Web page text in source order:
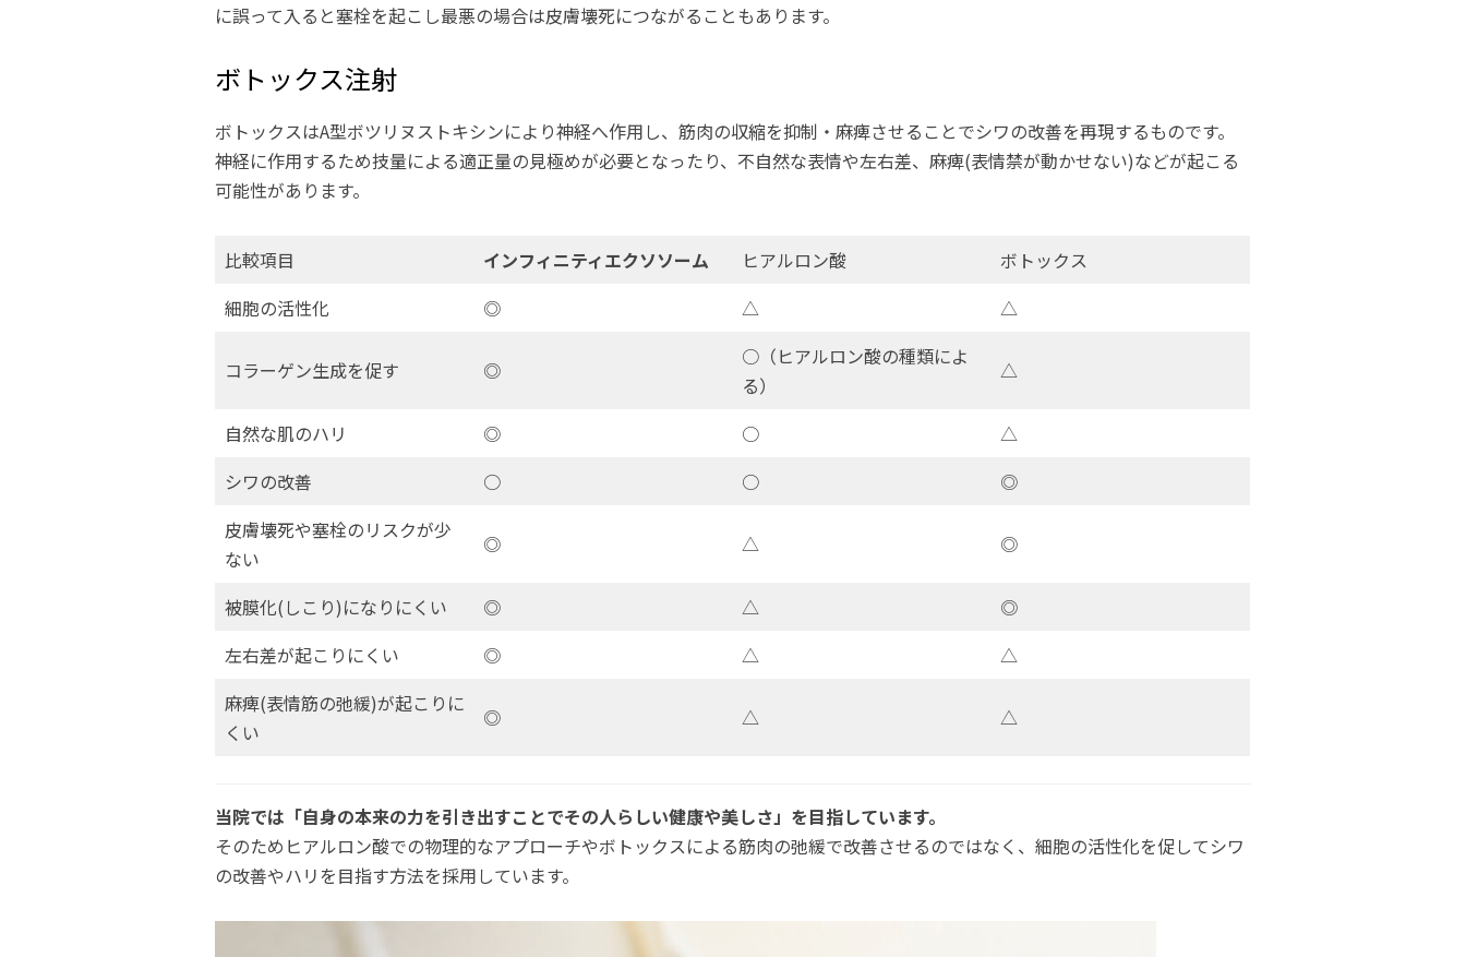
に誤って入ると塞栓を起こし最悪の場合は皮膚壊死につながることもあります。
ボトックス注射
ボトックスはA型ボツリヌストキシンにより神経へ作用し、筋肉の収縮を抑制・麻痺させることでシワの改善を再現するものです。
神経に作用するため技量による適正量の見極めが必要となったり、不自然な表情や左右差、麻痺(表情禁が動かせない)などが起こる
可能性があります。
比較項目 インフィニティエクソソーム ヒアルロン酸
ボトックス
細胞の活性化
◎ △ △
コラーゲン生成を促す ◎
○（ヒアルロン酸の種類によ
る）
△
自然な肌のハリ ◎ ○
△
シワの改善
○ ○
◎
皮膚壊死や塞栓のリスクが少
ない
◎ △ ◎
被膜化(しこり)になりにくい ◎ △
◎
左右差が起こりにくい
◎ △
△
麻痺(表情筋の弛緩)が起こりに
くい
◎ △ △
当院では「自身の本来の力を引き出すことでその人らしい健康や美しさ」を目指しています。
そのためヒアルロン酸での物理的なアプローチやボトックスによる筋肉の弛緩で改善させるのではなく、細胞の活性化を促してシワ
の改善やハリを目指す方法を採用しています。